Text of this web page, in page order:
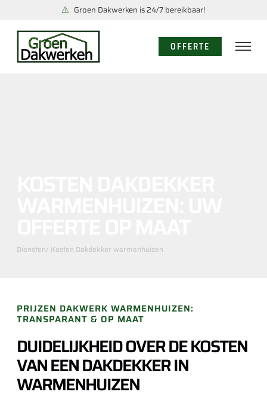
Groen Dakwerken is 24/7 bereikbaar!
OFFERTE
Diensten/ Kosten Dakdekker warmenhuizen
PRIJZEN DAKWERK WARMENHUIZEN:
TRANSPARANT & OP MAAT
DUIDELIJKHEID OVER DE KOSTEN
VAN EEN DAKDEKKER IN
WARMENHUIZEN